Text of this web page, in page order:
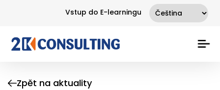
Vstup do E-learningu
Zpět na aktuality